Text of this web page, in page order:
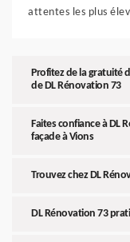
attentes les plus
Profitez de la gratuité
de DL Rénovation 73
Faites confiance à DL
façade à Vions
Trouvez chez DL
DL Rénovation 73